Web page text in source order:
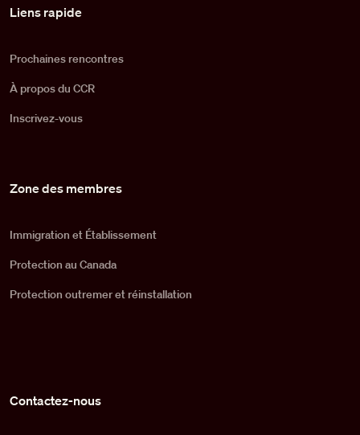
Liens rapide
Prochaines rencontres
À propos du CCR
Inscrivez-vous
Zone des membres
Immigration et Établissement
Protection au Canada
Protection outremer et réinstallation
Contactez-nous